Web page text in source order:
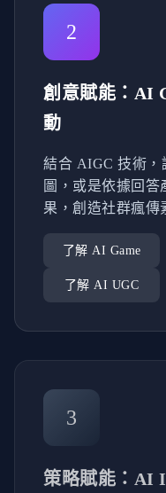
2
創意賦能：AI
動
結合 AIGC 技術，
圖，或是依據回
果，創造社群瘋傳
了解 AI Game
了解 AI UGC
3
策略賦能：AI